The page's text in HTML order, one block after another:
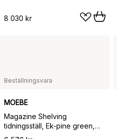
8 030 kr
Beställningsvara
MOEBE
Magazine Shelving
tidningsställ, Ek-pine green,
85x180x7 cm, MS.180.1